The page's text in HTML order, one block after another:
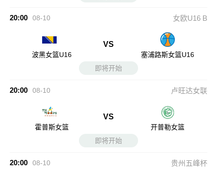
20:00 08-10 女欧U16 B
波黑女篮U16
VS
塞浦路斯女篮U16
即将开始
20:00 08-10 卢旺达女联
霍普斯女篮
VS
开普勒女篮
即将开始
20:00 08-10 贵州五峰杯